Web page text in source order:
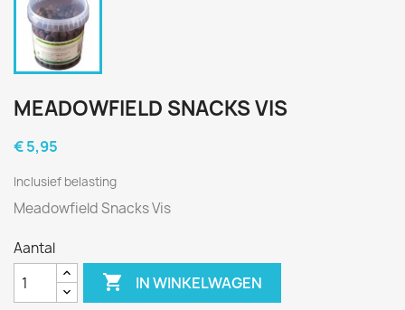
MEADOWFIELD SNACKS VIS
€ 5,95
Inclusief belasting
Meadowfield Snacks Vis
Aantal
 IN WINKELWAGEN